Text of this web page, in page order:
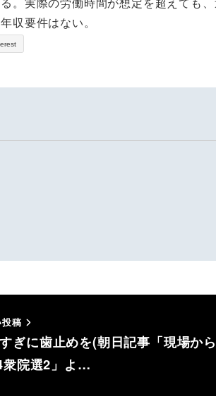
収要件はない。
稿
ぎに歯止めを(朝日記事「現場か
衆院選2」よ…